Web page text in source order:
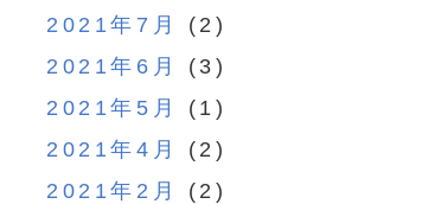
2021年7月
(2)
2021年6月
(3)
2021年5月
(1)
2021年4月
(2)
2021年2月
(2)